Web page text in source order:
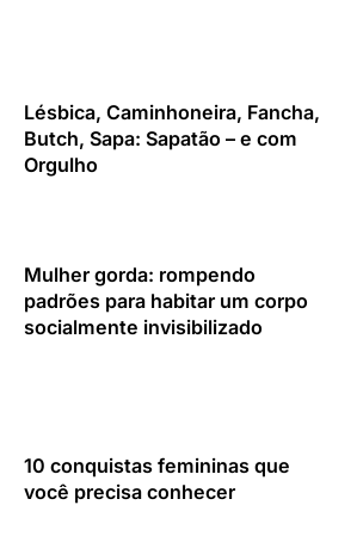
Lésbica, Caminhoneira, Fancha,
Butch, Sapa: Sapatão – e com
Orgulho
Mulher gorda: rompendo
padrões para habitar um corpo
socialmente invisibilizado
10 conquistas femininas que
você precisa conhecer